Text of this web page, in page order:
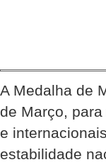
A Medalha de
de Março,
e
estabilidade